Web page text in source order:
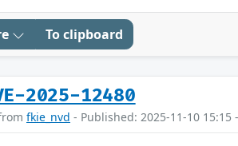
To clipboard
2025-12480
fkie_nvd - Published: 2025-11-10 15:15